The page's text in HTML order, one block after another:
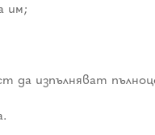
им;
да изпълняват